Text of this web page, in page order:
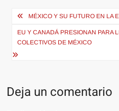
Navegación
de
entradas
MÉXICO Y SU FUTURO EN LA
EU Y CANADÁ PRESIONAN PARA
COLECTIVOS DE MÉXICO
Deja un comentario